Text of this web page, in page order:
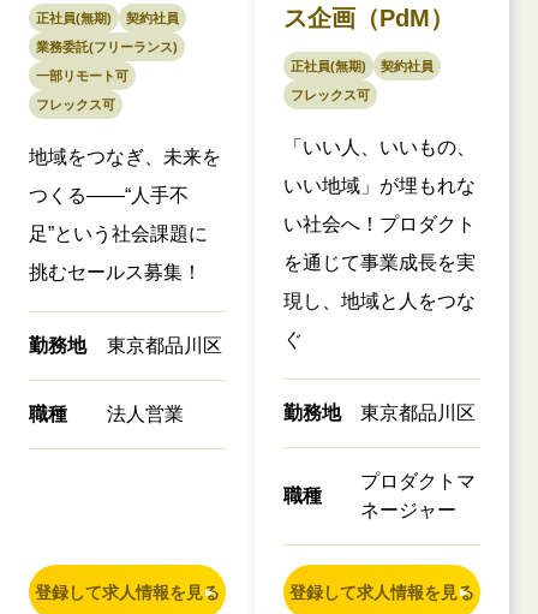
正社員(無期)
契約社員
業務委託(フリーランス)
一部リモート可
フレックス可
地域をつなぎ、未来を
つくる——“人手不
足”という社会課題に
挑むセールス募集！
勤務地 東京都品川区
職種 法人営業
登録して求人情報を見る
ス企画（PdM）
正社員(無期)
契約社員
フレックス可
「いい人、いいもの、
いい地域」が埋もれな
い社会へ！プロダクト
を通じて事業成長を実
現し、地域と人をつな
ぐ
勤務地 東京都品川区
職種
プロダクトマ
ネージャー
登録して求人情報を見る